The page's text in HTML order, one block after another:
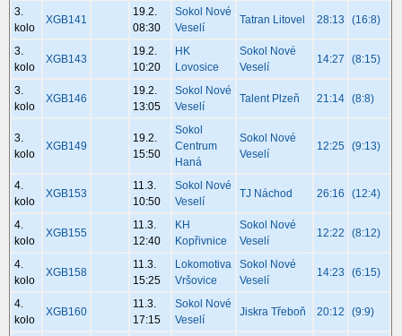
3.
kolo
XGB141
19.2.
08:30
Sokol Nové
Veselí
Tatran Litovel 28:13 (16:8)
3.
kolo
XGB143
19.2.
10:20
HK
Lovosice
Sokol Nové
Veselí
14:27 (8:15)
3.
kolo
XGB146
19.2.
13:05
Sokol Nové
Veselí
Talent Plzeň 21:14 (8:8)
3.
kolo
XGB149
19.2.
15:50
Sokol
Centrum
Haná
Sokol Nové
Veselí
12:25 (9:13)
4.
kolo
XGB153
11.3.
10:50
Sokol Nové
Veselí
TJ Náchod 26:16 (12:4)
4.
kolo
XGB155
11.3.
12:40
KH
Kopřivnice
Sokol Nové
Veselí
12:22 (8:12)
4.
kolo
XGB158
11.3.
15:25
Lokomotiva
Vršovice
Sokol Nové
Veselí
14:23 (6:15)
4.
kolo
XGB160
11.3.
17:15
Sokol Nové
Veselí
Jiskra Třeboň 20:12 (9:9)